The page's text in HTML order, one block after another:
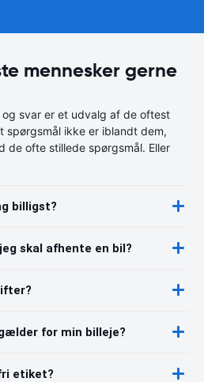
mennesker gerne
svar er et udvalg af de oftest
spørgsmål ikke er iblandt dem,
de ofte stillede spørgsmål. Eller
billigst?
skal afhente en bil?
for min billeje?
etiket?